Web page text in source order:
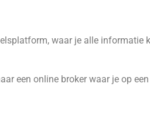
waar je alle informatie
een online broker waar je op een